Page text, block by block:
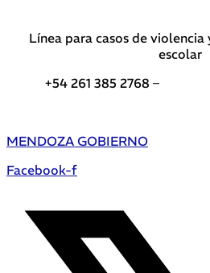
Línea para casos de
escolar
+54 261 385 2768 –
MENDOZA GOBIERNO
Facebook-f